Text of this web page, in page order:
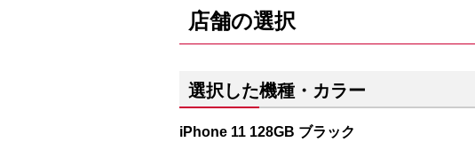
店舗の選択
選択した機種・カラー
iPhone 11 128GB ブラック